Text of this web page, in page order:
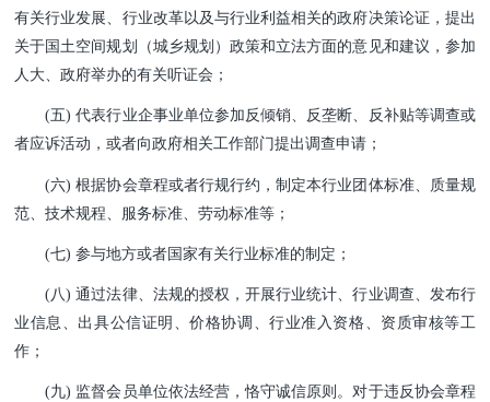
有关行业发展、行业改革以及与行业利益相关的政府决策论证，提出
关于国土空间规划（城乡规划）政策和立法方面的意见和建议，参加
人大、政府举办的有关听证会；
(五) 代表行业企事业单位参加反倾销、反垄断、反补贴等调查或
者应诉活动，或者向政府相关工作部门提出调查申请；
(六) 根据协会章程或者行规行约，制定本行业团体标准、质量规
范、技术规程、服务标准、劳动标准等；
(七) 参与地方或者国家有关行业标准的制定；
(八) 通过法律、法规的授权，开展行业统计、行业调查、发布行
业信息、出具公信证明、价格协调、行业准入资格、资质审核等工
作；
(九) 监督会员单位依法经营，恪守诚信原则。对于违反协会章程